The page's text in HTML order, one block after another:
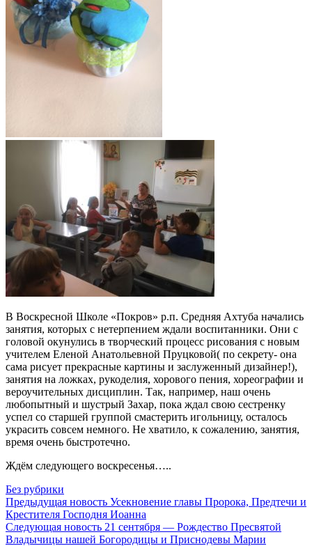
В Воскресной Школе «Покров» р.п. Средняя Ахтуба начались
занятия, которых с нетерпением ждали воспитанники. Они с
головой окунулись в творческий процесс рисования с новым
учителем Еленой Анатольевной Пруцковой( по секрету- она
сама рисует прекрасные картины и заслуженный дизайнер!),
занятия на ложках, рукоделия, хорового пения, хореографии и
вероучительных дисциплин. Так, например, наш очень
любопытный и шустрый Захар, пока ждал свою сестренку
успел со старшей группой смастерить игольницу, осталось
украсить совсем немного. Не хватило, к сожалению, занятия,
время очень быстротечно.
Ждём следующего воскресенья…..
Без рубрики
Предыдущая новость Усекновение главы Пророка, Предтечи и
Крестителя Господня Иоанна
Следующая новость 21 сентября — Рождество Пресвятой
Владычицы нашей Богородицы и Приснодевы Марии